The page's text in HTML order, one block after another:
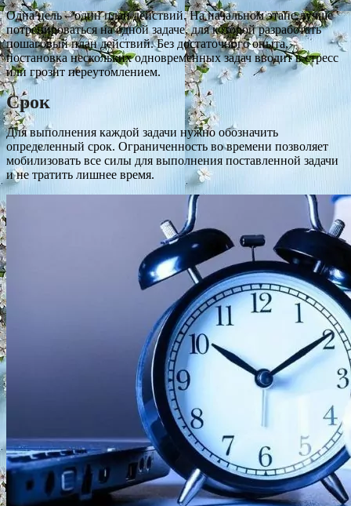
Одна цель – один план действий. На начальном этапе лучше
потренироваться на одной задаче, для которой разработать
пошаговый план действий. Без достаточного опыта,
постановка нескольких одновременных задач вводит в стресс
или грозит переутомлением.
Срок
Для выполнения каждой задачи нужно обозначить
определенный срок. Ограниченность во времени позволяет
мобилизовать все силы для выполнения поставленной задачи
и не тратить лишнее время.